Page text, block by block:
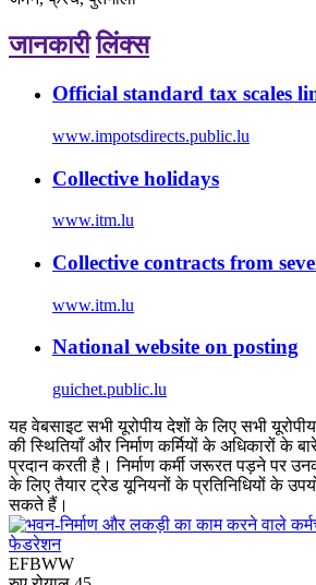
जानकारी लिंक्स
Official standard tax scales
www.impotsdirects.public.lu
Collective holidays
www.itm.lu
Collective contracts from
www.itm.lu
National website on posting
guichet.public.lu
यह वेबसाइट सभी यूरोपीय देशों के लिए सभी
की स्थितियाँ और निर्माण कर्मियों के अधिकारों के
प्रदान करती है। निर्माण कर्मी जरूरत पड़ने पर
के लिए तैयार ट्रेड यूनियनों के प्रतिनिधियों के
सकते हैं।
EFBWW